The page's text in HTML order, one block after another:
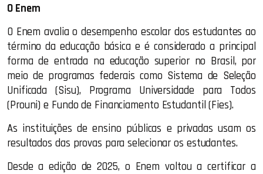
O Enem
O Enem avalia o desempenho escolar dos estudantes ao
término da educação básica e é considerado a principal
forma de entrada na educação superior no Brasil, por
meio de programas federais como Sistema de Seleção
Unificada (Sisu), Programa Universidade para Todos
(Prouni) e Fundo de Financiamento Estudantil (Fies).
As instituições de ensino públicas e privadas usam os
resultados das provas para selecionar os estudantes.
Desde a edição de 2025, o Enem voltou a certificar a